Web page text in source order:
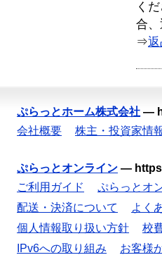
く
合
⇒
ぷらっとホーム株式会社 —
会社概要
株主・投資家情
ぷらっとオンライン —
ご利用ガイド
ぷらっとオ
配送・決済について
よく
個人情報取り扱い方針
校
IPv6への取り組み
お客様